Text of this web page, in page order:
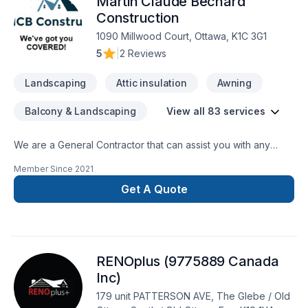
générale, Revêtement extérieur, Salle de bain, Soudeur,
Sous-sol, Tapis, Toiture, Tourbe, Transport, Ventilation dans
les secteurs de Eastern Ontario,Outaouais, combinant
expérience, innovation et rigueur. Notre équipe
Construction
1090 Millwood Court, Ottawa, K1C 3G1
5
2 Reviews
Landscaping Attic insulation Awning
Balcony & Landscaping View all 83 services
We are a General Contractor that can assist you with any
Member Since 2021
Get A Quote
RENOplus (9775889 Canada
Inc)
179 unit PATTERSON AVE, The Glebe / Old